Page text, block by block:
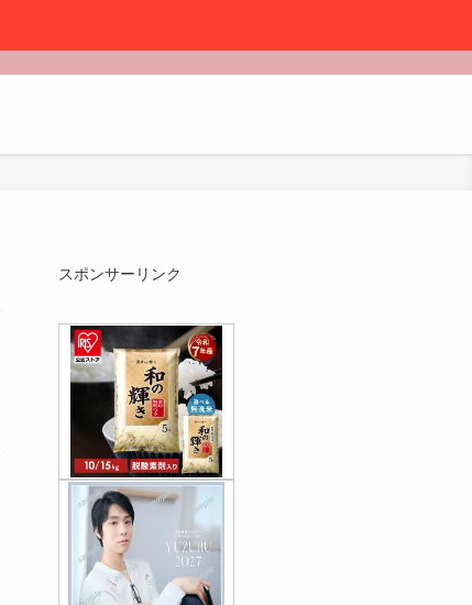
スポンサーリンク